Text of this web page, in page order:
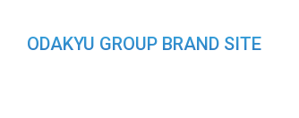
ODAKYU GROUP BRAND SITE